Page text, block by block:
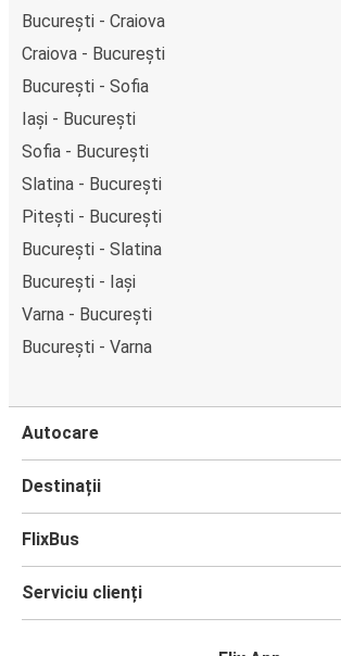
București - Craiova
Craiova - București
București - Sofia
Iași - București
Sofia - București
Slatina - București
Pitești - București
București - Slatina
București - Iași
Varna - București
București - Varna
Autocare
Destinații
FlixBus
Serviciu clienți